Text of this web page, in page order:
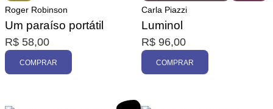
Roger Robinson
Um paraíso portátil
R$ 58,00
COMPRAR
Carla Piazzi
Luminol
R$ 96,00
COMPRAR